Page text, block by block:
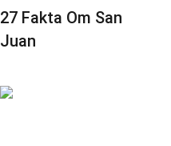
27 Fakta Om San
Juan